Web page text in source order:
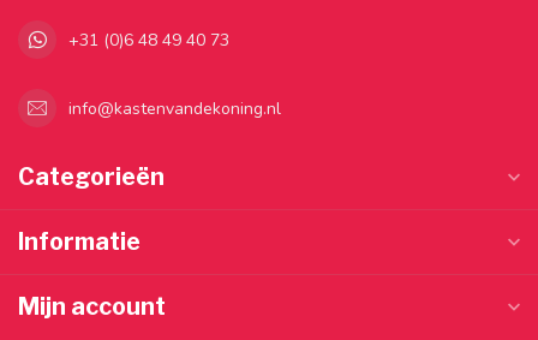
+31 (0)6 48 49 40 73
info@kastenvandekoning.nl
Categorieën
Informatie
Mijn account